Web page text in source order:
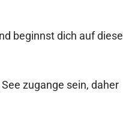
beginnst dich auf diese
zugange sein, daher